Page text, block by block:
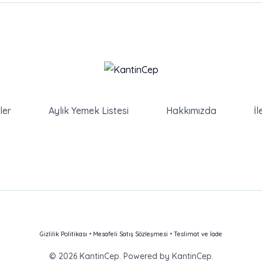
Aylık Yemek Listesi Hakkımızda
Gizlilik Politikası • Mesafeli Satış Sözleşmesi • Teslimat ve İade
© 2026 KantinCep. Powered by KantinCep.